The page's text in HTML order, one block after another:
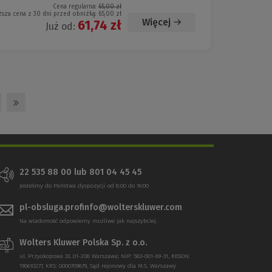
Cena regularna: 65,00 zł
cena z 30 dni przed obniżką: 65,00 zł
Już od: 61,74 zł Więcej
22 535 88 00 lub 801 04 45 45
Jesteśmy do Państwa dyspozycji od 8:00 do 16:00
pl-obsluga.profinfo@wolterskluwer.com
Na wiadomość odpowiemy możliwe jak najszybciej.
Wolters Kluwer Polska Sp. z o.o.
ul. Przyokopowa 33, 01-208 Warszawa; NIP: 583-001-89-31, REGON:
190610277, KRS: 0000709879, Sąd rejonowy dla M.S. Warszawy